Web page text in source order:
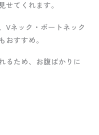
てくれます。
Vネック・ボートネック
もおすすめ。
るため、お腹ばかりに